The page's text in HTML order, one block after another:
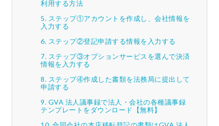
利用する方法
ステップ①アカウントを作成し、会社情報を
入力する
ステップ②登記申請する情報を入力する
ステップ③オプションサービスを選んで決済
情報を入力する
ステップ④作成した書類を法務局に提出して
申請する
GVA 法人議事録で法人・会社の各種議事録
テンプレートをダウンロード【無料】